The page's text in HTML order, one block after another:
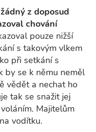
žádný z doposud
chování
pouze nižší
s takovým vlkem
při setkání s
by se k němu neměl
vědět a nechat ho
tak se snažit jej
Majitelům
vodítku.